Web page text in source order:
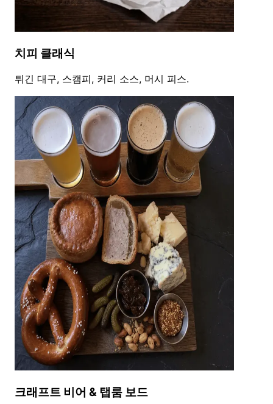
치피 클래식
튀긴 대구, 스캠피, 커리 소스, 머시 피스.
크래프트 비어 & 탭룸 보드